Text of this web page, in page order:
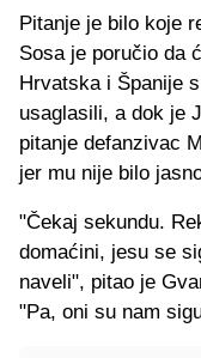
Pitanje je bilo koje
Sosa je poručio da
Hrvatska i Španije
usaglasili, a dok je
pitanje defanzivac
jer mu nije bilo
"Čekaj sekundu.
domaćini, jesu se
naveli", pitao je
"Pa, oni su nam